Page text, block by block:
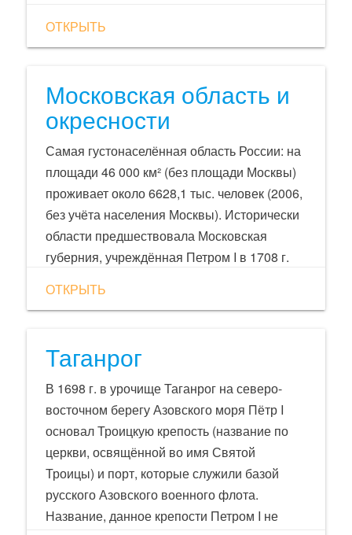
поселение. Чебоксары расположены на
правом берегу реки Волга между городами
архитектурным памятником России.
ОТКРЫТЬ
Московская область и
окресности
Самая густонаселённая область России: на
площади 46 000 км² (без площади Москвы)
проживает около 6628,1 тыс. человек (2006,
без учёта населения Москвы). Исторически
области предшествовала Московская
губерния, учреждённая Петром I в 1708 г.
г., в ходе преобразования
ОТКРЫТЬ
Таганрог
В 1698 г. в урочище Таганрог на северо-
восточном берегу Азовского моря Пётр I
основал Троицкую крепость (название по
церкви, освящённой во имя Святой
Троицы) и порт, которые служили базой
русского Азовского военного флота.
Название, данное крепости Петром I не